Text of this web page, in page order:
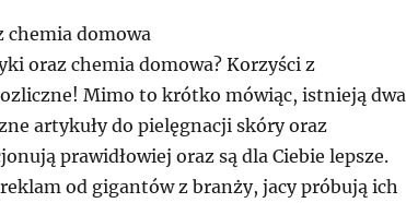
chemia domowa
oraz chemia domowa? Korzyści z
Mimo to krótko mówiąc, istnieją dwa
artykuły do pielęgnacji skóry oraz
prawidłowiej oraz są dla Ciebie lepsze.
od gigantów z branży, jacy próbują ich